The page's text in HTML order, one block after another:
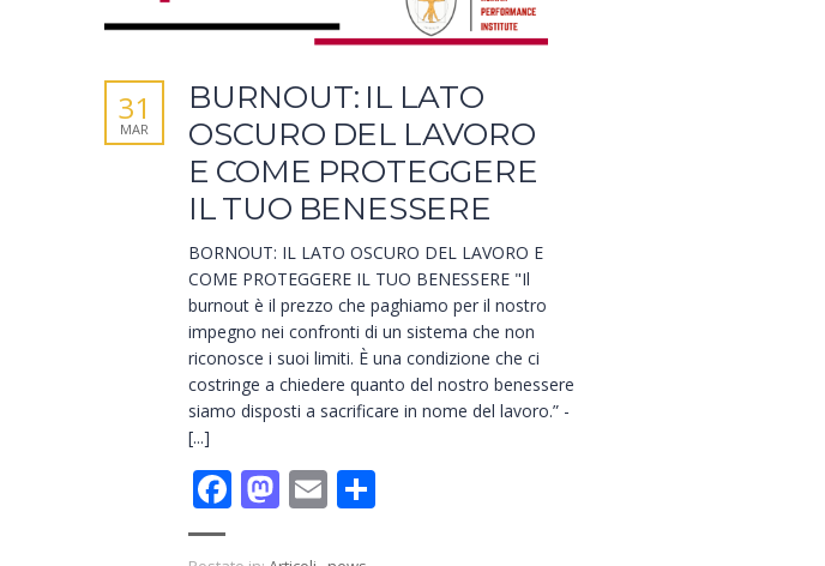
BURNOUT: IL LATO
OSCURO DEL LAVORO
E COME PROTEGGERE
IL TUO BENESSERE
31
MAR
BORNOUT: IL LATO OSCURO DEL LAVORO E
COME PROTEGGERE IL TUO BENESSERE "Il
burnout è il prezzo che paghiamo per il nostro
impegno nei confronti di un sistema che non
riconosce i suoi limiti. È una condizione che ci
costringe a chiedere quanto del nostro benessere
siamo disposti a sacrificare in nome del lavoro.” -
[...]
Facebook
Mastodon
Email